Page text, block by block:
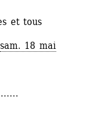
et tous
sam. 18 mai